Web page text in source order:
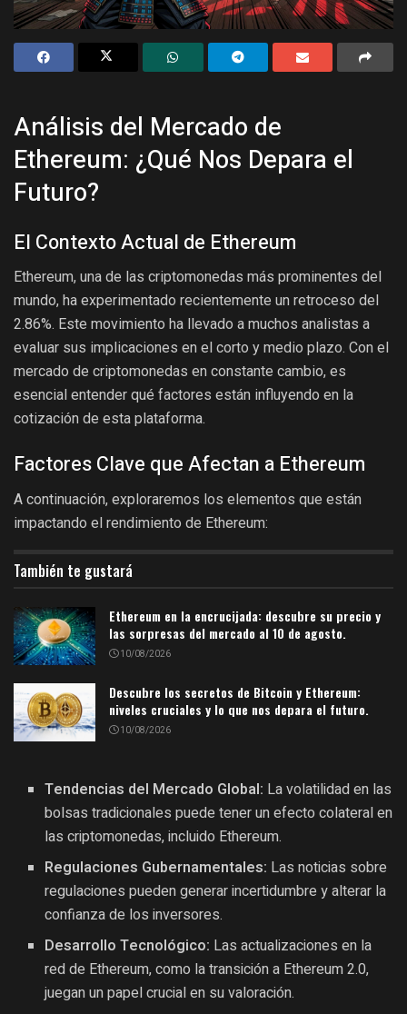
Análisis del Mercado de
Ethereum: ¿Qué Nos Depara el
Futuro?
El Contexto Actual de Ethereum
Ethereum, una de las criptomonedas más prominentes del
mundo, ha experimentado recientemente un retroceso del
2.86%. Este movimiento ha llevado a muchos analistas a
evaluar sus implicaciones en el corto y medio plazo. Con el
mercado de criptomonedas en constante cambio, es
esencial entender qué factores están influyendo en la
cotización de esta plataforma.
Factores Clave que Afectan a Ethereum
A continuación, exploraremos los elementos que están
impactando el rendimiento de Ethereum:
También te gustará
Ethereum en la encrucijada: descubre su precio y
las sorpresas del mercado al 10 de agosto.
10/08/2026
Descubre los secretos de Bitcoin y Ethereum:
niveles cruciales y lo que nos depara el futuro.
10/08/2026
Tendencias del Mercado Global: La volatilidad en las
bolsas tradicionales puede tener un efecto colateral en
las criptomonedas, incluido Ethereum.
Regulaciones Gubernamentales: Las noticias sobre
regulaciones pueden generar incertidumbre y alterar la
confianza de los inversores.
Desarrollo Tecnológico: Las actualizaciones en la
red de Ethereum, como la transición a Ethereum 2.0,
juegan un papel crucial en su valoración.